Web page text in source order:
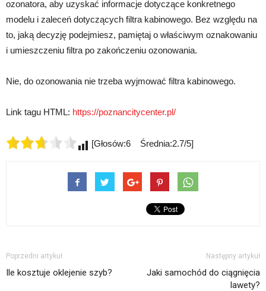
ozonatora, aby uzyskać informacje dotyczące konkretnego
modelu i zaleceń dotyczących filtra kabinowego. Bez względu na
to, jaką decyzję podejmiesz, pamiętaj o właściwym oznakowaniu
i umieszczeniu filtra po zakończeniu ozonowania.
Nie, do ozonowania nie trzeba wyjmować filtra kabinowego.
Link tagu HTML: https://poznancitycenter.pl/
[Głosów:6 Średnia:2.7/5]
Poprzedni artykuł
Ile kosztuje oklejenie szyb?
Następny artykuł
Jaki samochód do ciągnięcia
lawety?